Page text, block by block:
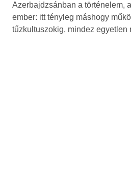
Azerbajdzsánban a történelem,
ember: itt tényleg máshogy
tűzkultuszokig, mindez egyetlen